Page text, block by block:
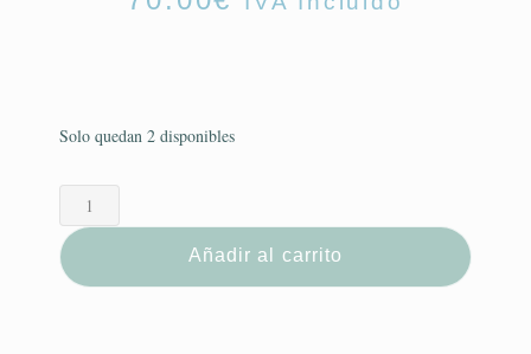
Solo quedan 2 disponibles
Añadir al carrito